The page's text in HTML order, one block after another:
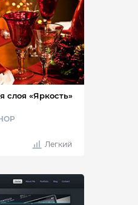
слоя «Яркость»
Легкий